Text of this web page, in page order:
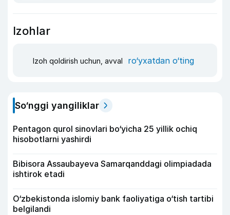
Izohlar
Izoh qoldirish uchun, avval ro‘yxatdan o‘ting
So‘nggi yangiliklar
Pentagon qurol sinovlari bo‘yicha 25 yillik ochiq
hisobotlarni yashirdi
Bibisora Assaubayeva Samarqanddagi olimpiadada
ishtirok etadi
O‘zbekistonda islomiy bank faoliyatiga o‘tish tartibi
belgilandi